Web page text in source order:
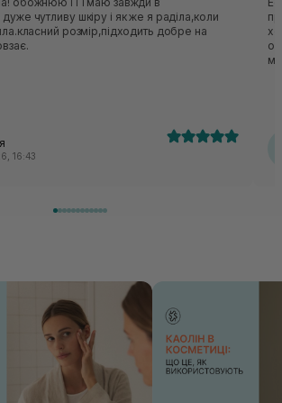
чутливу шкіру і як же я раділа,коли
розмір,підходить добре на
16:43